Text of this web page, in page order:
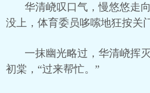
华清峣叹口气，慢悠悠走
没上，体育委员哆嗦地狂按关
一抹幽光略过，华清峣挥
初棠，“过来帮忙。”